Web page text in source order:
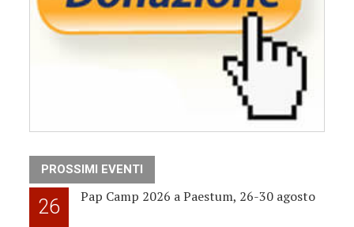
PROSSIMI EVENTI
26 Pap Camp 2026 a Paestum, 26-30 agosto